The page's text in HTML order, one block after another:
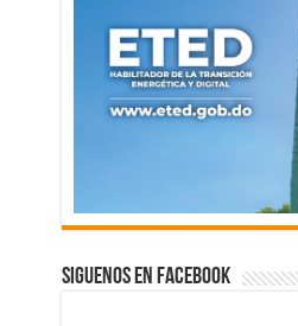
Siguenos en Facebook